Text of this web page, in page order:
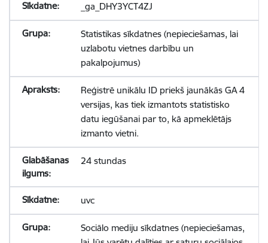
_ga_DHY3YCT4ZJ
Statistikas sīkdatnes (nepieciešamas, lai
uzlabotu vietnes darbību un
pakalpojumus)
Reģistrē unikālu ID priekš jaunākās GA 4
versijas, kas tiek izmantots statistisko
datu iegūšanai par to, kā apmeklētājs
izmanto vietni.
24 stundas
uvc
Sociālo mediju sīkdatnes (nepieciešamas,